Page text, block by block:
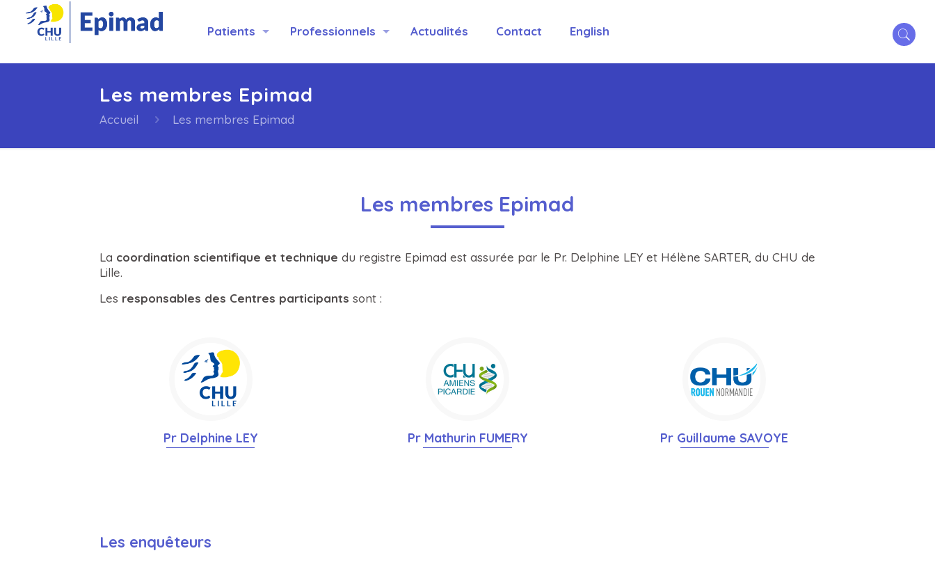
Patients Professionnels Actualités Contact English
Les membres Epimad
Accueil Les membres Epimad
Les membres Epimad
La coordination scientifique et technique du registre Epimad est assurée par le Pr. Delphine LEY et Hélène SARTER, du CHU de
Lille.
Les responsables des Centres participants sont :
Pr Delphine LEY Pr Mathurin FUMERY Pr Guillaume SAVOYE
Les enquêteurs